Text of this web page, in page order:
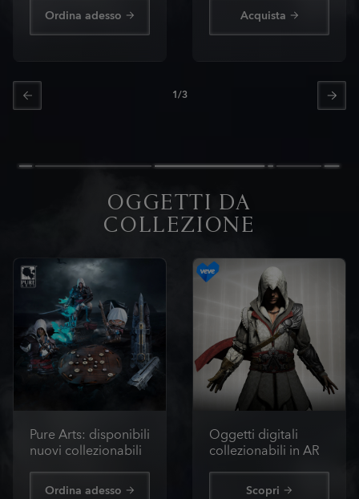
Ordina adesso Acquista
1/3
OGGETTI DA
COLLEZIONE
Pure Arts: disponibili
nuovi collezionabili
Ordina adesso
Oggetti digitali
collezionabili in AR
Scopri